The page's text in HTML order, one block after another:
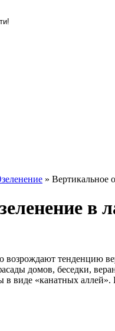
» Вертикальное
тенденцию
домов, беседки,
в виде «канатных